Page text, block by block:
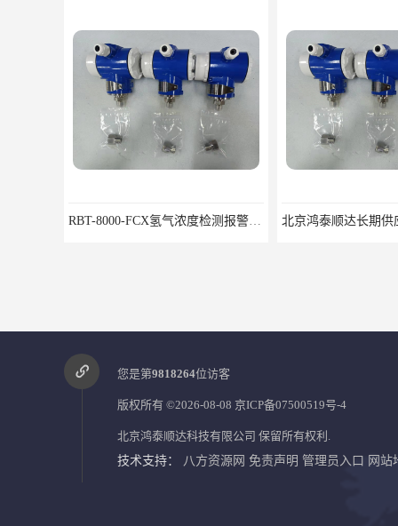
8000/01仪表机箱鸿泰产品货真价实
您是第9818264位访客
版权所有 ©2026-08-08 京ICP备07500519号-4
北京鸿泰顺达科技有限公司 保留所有权利.
技术支持：
八方资源网 免责声明 管理员入口 网站